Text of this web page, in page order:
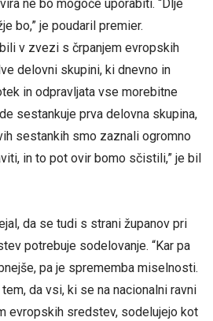
ne bo mogoče uporabiti. “Dlje
bo,” je poudaril premier.
v zvezi s črpanjem evropskih
delovni skupini, ki dnevno in
in odpravljata vse morebitne
sestankuje prva delovna skupina,
sestankih smo zaznali ogromno
in to pot ovir bomo sčistili,” je bil
da se tudi s strani županov pri
potrebuje sodelovanje. “Kar pa
pa je sprememba miselnosti.
da vsi, ki se na nacionalni ravni
evropskih sredstev, sodelujejo kot